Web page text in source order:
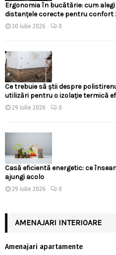
Ergonomia în bucătărie: cum
distanțele corecte pentru confort
30 iulie 2026 0
Ce trebuie să știi despre
utilizări pentru o izolație termică
29 iulie 2026 0
Casă eficientă energetic: ce
ajungi acolo
29 iulie 2026 0
AMENAJARI INTERIOARE
Amenajari apartamente